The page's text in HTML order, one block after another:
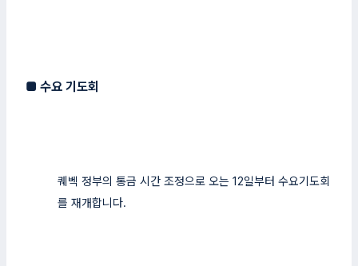
■ 수요 기도회
퀘벡 정부의 통금 시간 조정으로 오는 12일부터 수요기도회
를 재개합니다.